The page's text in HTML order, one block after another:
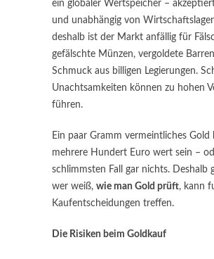
ein globaler Wertspeicher –
und unabhängig von
deshalb ist der Markt anfällig für
gefälschte Münzen, vergoldete
Schmuck aus billigen Legierungen.
Unachtsamkeiten können zu hohen
führen.
Ein paar Gramm vermeintliches Gold
mehrere Hundert Euro wert sein –
schlimmsten Fall gar nichts. Deshalb
wer weiß, wie man Gold prüft, kann
Kaufentscheidungen treffen.
Die Risiken beim Goldkauf